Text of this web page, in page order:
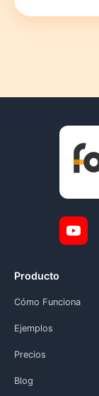
Producto
Cómo Funciona
Ejemplos
Precios
Blog